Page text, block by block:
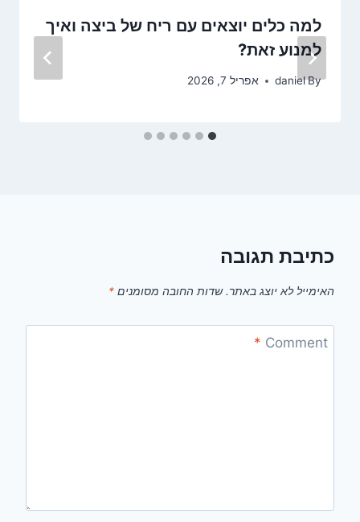
למה כלים יוצאים עם ריח של ביצה ואיך
למנוע זאת?
By
daniel אפריל 7, 2026
כתיבת תגובה
האימייל לא יוצג באתר. שדות החובה מסומנים *
Comment
*